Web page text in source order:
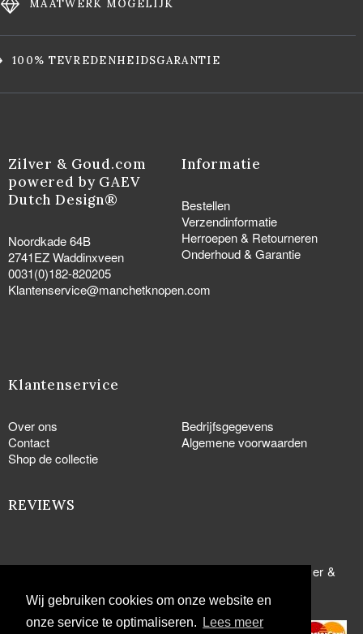
Wij gebruiken cookies om onze website en
onze service te optimaliseren.
Lees meer
MAATWERK MOGELIJK
100% TEVREDENHEIDSGARANTIE
Zilver & Goud.com
powered by GAEV
Dutch Design®
Noordkade 64B
2741EZ Waddinxveen
0031(0)182-820205
Klantenservice@manchetknopen.com
Informatie
Bestellen
Verzendinformatie
Herroepen & Retourneren
Onderhoud & Garantie
Klantenservice
Over ons
Bedrijfsgegevens
Contact
Algemene voorwaarden
Shop de collectie
REVIEWS
Zilver &